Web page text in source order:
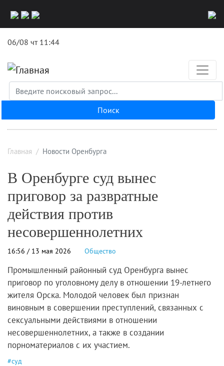
06/08 чт 11:44
Поиск
Главная Новости Оренбурга
В Оренбурге суд вынес
приговор за развратные
действия против
несовершеннолетних
16:56 / 13 мая 2026 Общество
Промышленный районный суд Оренбурга вынес
приговор по уголовному делу в отношении 19-летнего
жителя Орска. Молодой человек был признан
виновным в совершении преступлений, связанных с
сексуальными действиями в отношении
несовершеннолетних, а также в создании
порноматериалов с их участием.
#суд